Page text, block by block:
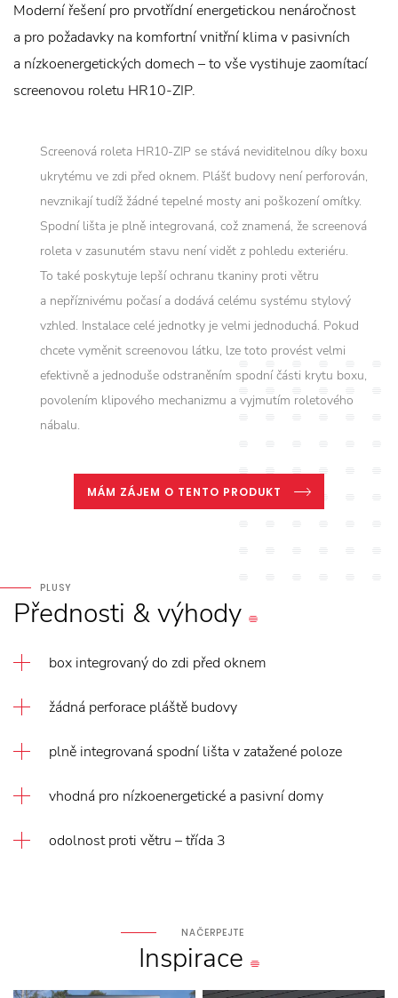
Moderní řešení pro prvotřídní energetickou nenáročnost
a pro požadavky na komfortní vnitřní klima v pasivních
a nízkoenergetických domech – to vše vystihuje zaomítací
screenovou roletu HR10-ZIP.
Screenová roleta HR10-ZIP se stává neviditelnou díky boxu
ukrytému ve zdi před oknem. Plášť budovy není perforován,
nevznikají tudíž žádné tepelné mosty ani poškození omítky.
Spodní lišta je plně integrovaná, což znamená, že screenová
roleta v zasunutém stavu není vidět z pohledu exteriéru.
To také poskytuje lepší ochranu tkaniny proti větru
a nepříznivému počasí a dodává celému systému stylový
vzhled. Instalace celé jednotky je velmi jednoduchá. Pokud
chcete vyměnit screenovou látku, lze toto provést velmi
efektivně a jednoduše odstraněním spodní části krytu boxu,
povolením klipového mechanizmu a vyjmutím roletového
nábalu.
MÁM ZÁJEM O TENTO PRODUKT
PLUSY
Přednosti &výhody
box integrovaný do zdi před oknem
žádná perforace pláště budovy
plně integrovaná spodní lišta v zatažené poloze
vhodná pro nízkoenergetické a pasivní domy
odolnost proti větru – třída 3
NAČERPEJTE
Inspirace